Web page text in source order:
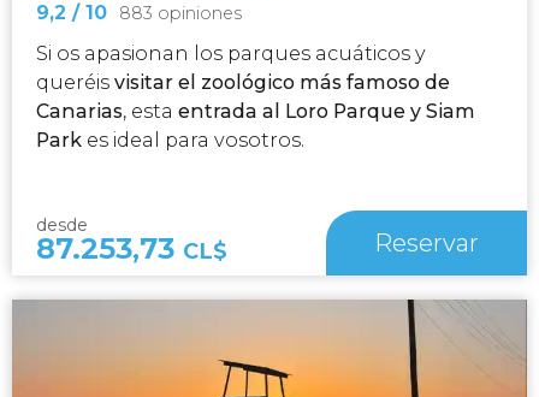
9,2 / 10 883 opiniones
Si os apasionan los parques acuáticos y
queréis visitar el zoológico más famoso de
Canarias, esta entrada al Loro Parque y Siam
Park es ideal para vosotros.
desde
87.253,73 CL$ Reservar